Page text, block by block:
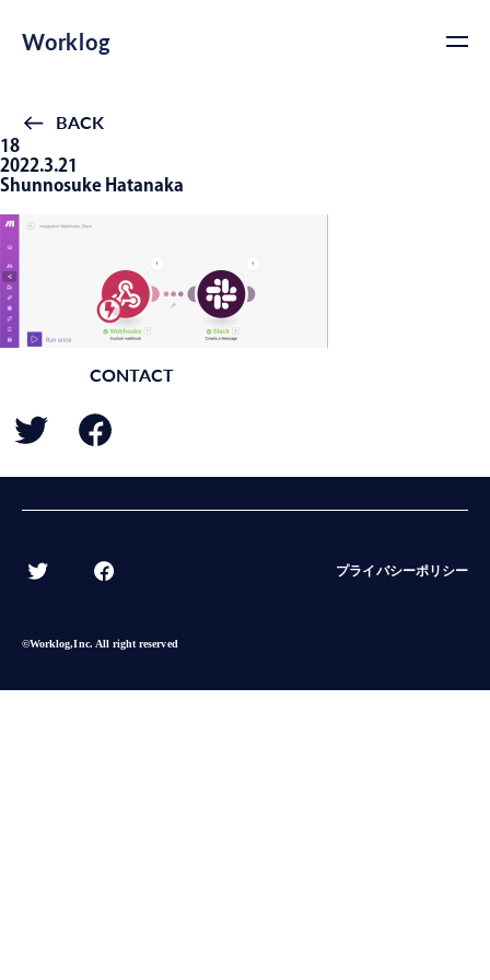
Worklog
BACK
18
2022.3.21
Shunnosuke Hatanaka
CONTACT
プライバシーポリシー
©︎Worklog,Inc. All right reserved